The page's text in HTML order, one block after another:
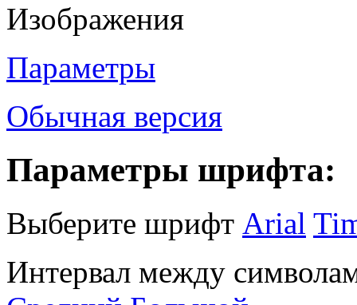
Изображения
Параметры
Обычная версия
Параметры шрифта:
Выберите шрифт Arial
Интервал между